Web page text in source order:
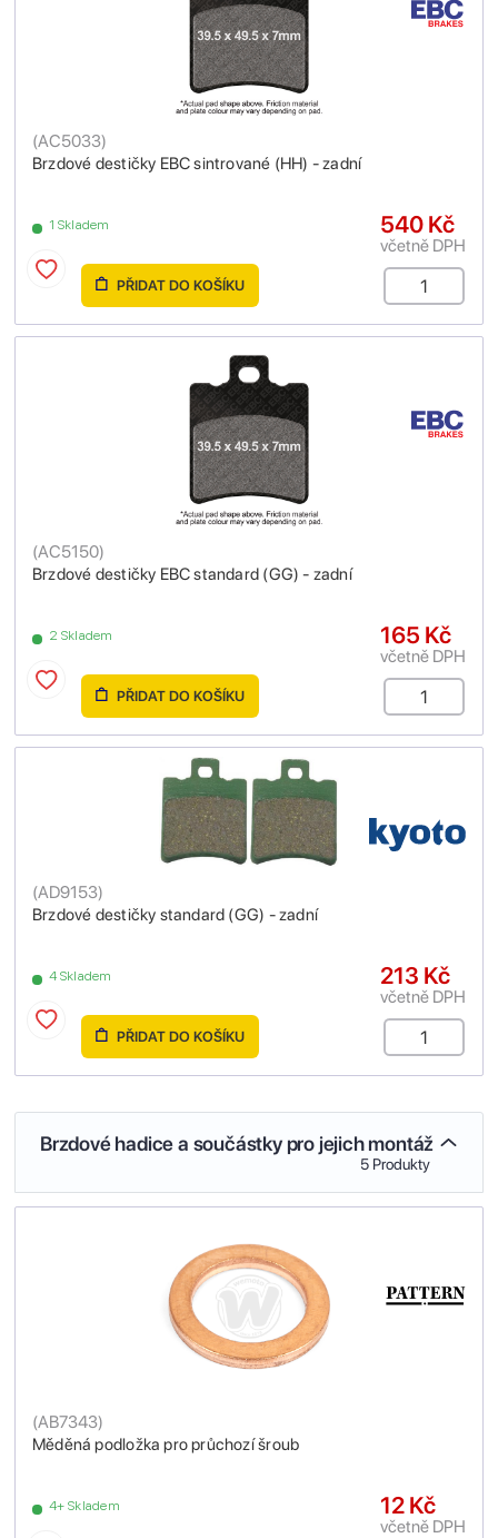
Brzdové destičky EBC sintrované (HH) - zadní
(AC5033)
1 Skladem 540 Kč
včetně DPH
PŘIDAT DO KOŠÍKU
Brzdové destičky EBC standard (GG) - zadní
(AC5150)
2 Skladem 165 Kč
včetně DPH
PŘIDAT DO KOŠÍKU
Brzdové destičky standard (GG) - zadní
(AD9153)
4 Skladem 213 Kč
včetně DPH
PŘIDAT DO KOŠÍKU
Brzdové hadice a součástky pro jejich montáž
5 Produkty
Měděná podložka pro průchozí šroub
(AB7343)
4+ Skladem 12 Kč
včetně DPH